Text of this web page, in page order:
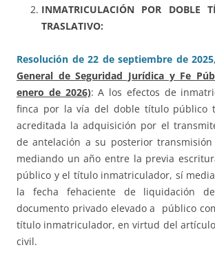
INMATRICULACIÓN POR DOBLE
TRASLATIVO:
Resolución de 22 de septiembre de 2025,
General de Seguridad Jurídica y Fe
enero de 2026): A los efectos de
finca por la vía del doble título público
acreditada la adquisición por el
de antelación a su posterior
mediando un año entre la previa
público y el título inmatriculador, sí
la fecha fehaciente de liquidación
documento privado elevado a público
título inmatriculador, en virtud del
civil.